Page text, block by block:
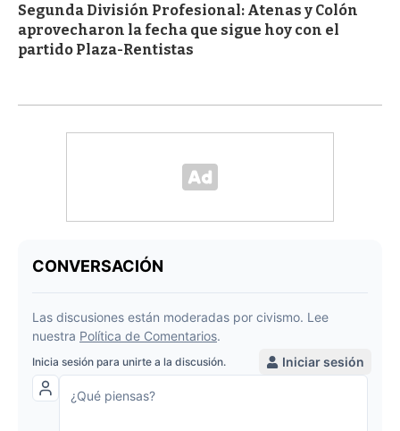
Segunda División Profesional: Atenas y Colón
aprovecharon la fecha que sigue hoy con el
partido Plaza-Rentistas